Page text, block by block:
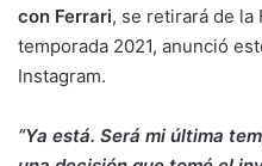
con Ferrari, se retirará de la
temporada 2021, anunció
Instagram.
“Ya está. Será mi última